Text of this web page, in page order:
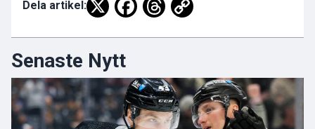
Dela artikel:
Senaste Nytt